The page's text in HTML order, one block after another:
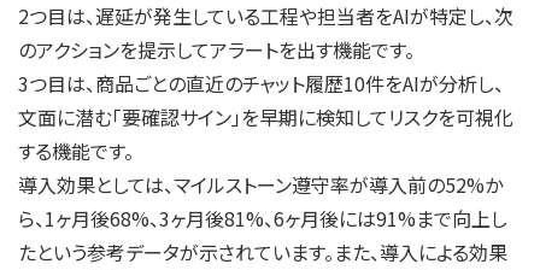
2つ目は、遅延が発生している工程や担当者をAIが特定し、次
のアクションを提示してアラートを出す機能です。
3つ目は、商品ごとの直近のチャット履歴10件をAIが分析し、
文面に潜む「要確認サイン」を早期に検知してリスクを可視化
する機能です。
導入効果としては、マイルストーン遵守率が導入前の52%か
ら、1ヶ月後68%、3ヶ月後81%、6ヶ月後には91%まで向上し
たという参考データが示されています。また、導入による効果